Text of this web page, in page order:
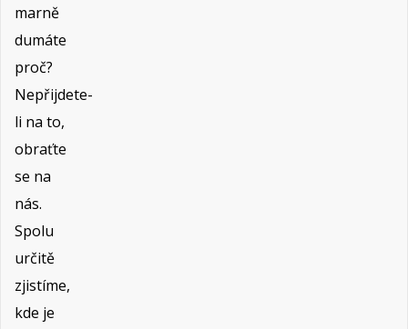
marně
dumáte
proč?
Nepřijdete-
li na to,
obraťte
se na
nás.
Spolu
určitě
zjistíme,
kde je